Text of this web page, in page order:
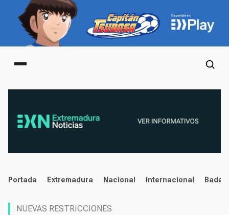
Main menu
noticias
Portada Extremadura Nacional Internacional
NUEVAS RESTRICCIONES